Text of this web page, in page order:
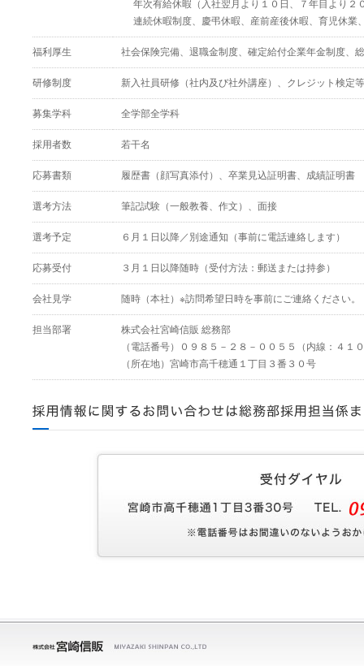
年次有給休暇（入社翌月より１０日、７年目より２
連続休暇制度、慶弔休暇、産前産後休暇、育児休業
福利厚生 社会保険完備、退職金制度、確定給付企業年金制度、
研修制度 新入社員研修（社内及び社外講座）、クレジット検定
募集学科 全学部全学科
採用者数 若干名
応募書類 履歴書（顔写真添付）、卒業見込証明書、成績証明書
選考方法 筆記試験（一般教養、作文）、面接
選考予定 ６月１日以降／別途通知（事前に電話連絡します）
応募受付 ３月１日以降随時（受付方法：郵送または持参）
会社見学 随時（本社）※訪問希望日時を事前にご連絡ください。
担当部署
株式会社宮崎信販 総務部
（電話番号）０９８５－２８－００５５（内線：４１
（所在地）宮崎市高千穂通１丁目３番３０号